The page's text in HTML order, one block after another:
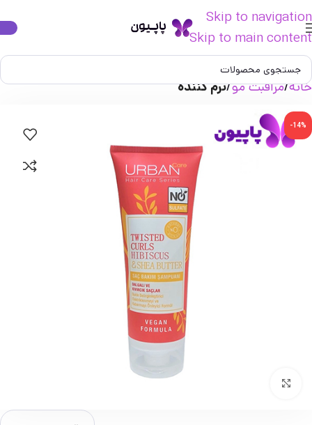
Skip to navigation
Skip to main content
خانه مراقبت مو نرم کننده
-14%